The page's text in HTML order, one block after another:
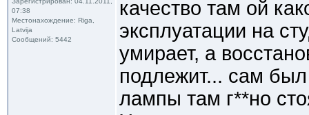
07:38
Местонахождение: Riga,
Latvija
Сообщений: 5442
качество там ой
эксплуатации на
умирает, а
подлежит... сам
лампы там г**но